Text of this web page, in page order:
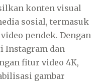
konten visual
sosial, termasuk
pendek. Dengan
Instagram dan
fitur video 4K,
gambar